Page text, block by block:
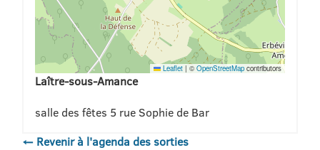
Leaflet | ©OpenStreetMap contributors
Laître-sous-Amance
salle des fêtes 5 rue Sophie de Bar
← Revenir à l'agenda des sorties